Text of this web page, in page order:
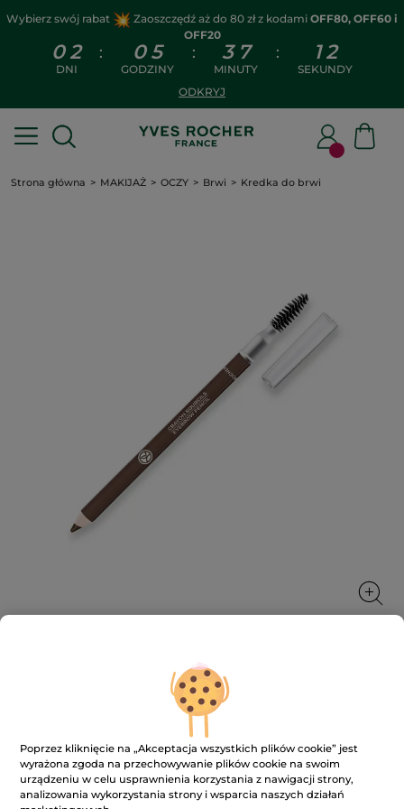
Wybierz swój rabat Zaoszczędź aż do 80 zł z kodami OFF80, OFF60 i
OFF20
0 2
DNI
: 0 5
GODZINY
: 3 7
MINUTY
: 11
SEKUNDY
ODKRYJ
Strona główna MAKIJAŻ OCZY Brwi Kredka do brwi
Kredka do brwi
Naturalnie wypełnione brwi
1 g
4.1
★★★★★
★★★★★
4.1
(229) DODAJ RECENZJĘ
Poprzez kliknięcie na „Akceptacja wszystkich plików cookie” jest
wyrażona zgoda na przechowywanie plików cookie na swoim
urządzeniu w celu usprawnienia korzystania z nawigacji strony,
analizowania wykorzystania strony i wsparcia naszych działań